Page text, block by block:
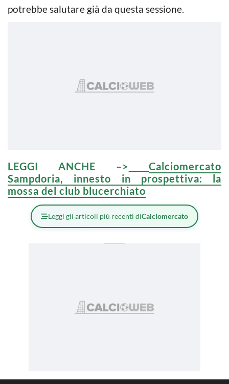
potrebbe salutare già da questa sessione.
LEGGI ANCHE –>
Calciomercato
Sampdoria, innesto in prospettiva: la
mossa del club blucerchiato
Leggi gli articoli più recenti diCalciomercato